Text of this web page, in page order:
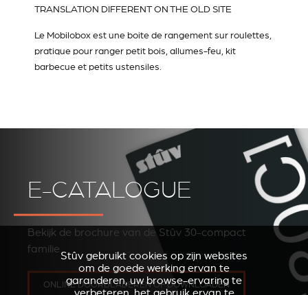
TRANSLATION DIFFERENT ON THE OLD SITE
Le Mobilobox est une boite de rangement sur roulettes,
pratique pour ranger petit bois, allumes-feu, kit
barbecue et petits ustensiles.
E-CATALOGUE
Bekijk de brochure van de Stûv 30-compact
familie
ONLINE DOORBLADEREN OF DOWNLOADEN
Stûv gebruikt cookies op zijn websites
om de goede werking ervan te
garanderen, uw browse-ervaring te